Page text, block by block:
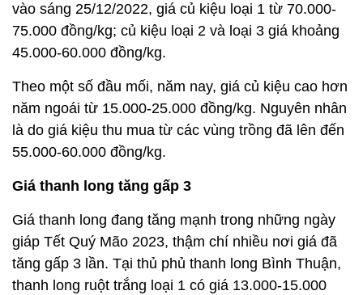
vào sáng 25/12/2022, giá củ kiệu loại 1 từ 70.000-
75.000 đồng/kg; củ kiệu loại 2 và loại 3 giá khoảng
45.000-60.000 đồng/kg.
Theo một số đầu mối, năm nay, giá củ kiệu cao hơn
năm ngoái từ 15.000-25.000 đồng/kg. Nguyên nhân
là do giá kiệu thu mua từ các vùng trồng đã lên đến
55.000-60.000 đồng/kg.
Giá thanh long tăng gấp 3
Giá thanh long đang tăng mạnh trong những ngày
giáp Tết Quý Mão 2023, thậm chí nhiều nơi giá đã
tăng gấp 3 lần. Tại thủ phủ thanh long Bình Thuận,
thanh long ruột trắng loại 1 có giá 13.000-15.000